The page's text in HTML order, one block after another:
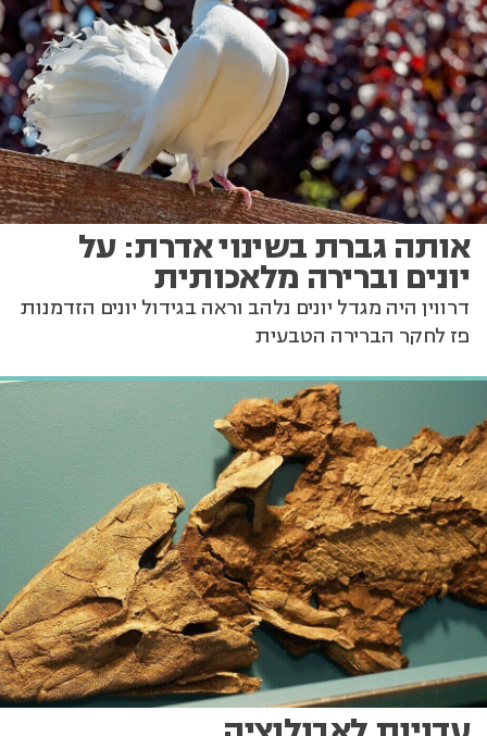
אותה גברת בשינוי אדרת: על
יונים וברירה מלאכותית
דרווין היה מגדל יונים נלהב וראה בגידול יונים הזדמנות
פז לחקר הברירה הטבעית